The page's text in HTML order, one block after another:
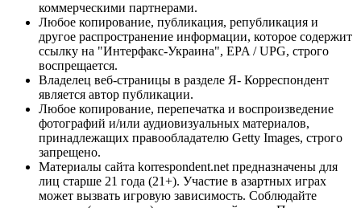
коммерческими партнерами.
Любое копирование, публикация, републикация и
другое распространение информации, которое содержит
ссылку на "Интерфакс-Украина", EPA / UPG, строго
воспрещается.
Владелец веб-страницы в разделе Я- Корреспондент
является автор публикации.
Любое копирование, перепечатка и воспроизведение
фотографий и/или аудиовизуальных материалов,
принадлежащих правообладателю Getty Images, строго
запрещено.
Материалы сайта korrespondent.net предназначены для
лиц старше 21 года (21+). Участие в азартных играх
может вызвать игровую зависимость. Соблюдайте